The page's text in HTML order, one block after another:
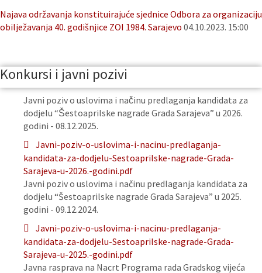
Najava održavanja konstituirajuće sjednice Odbora za organizaciju
obilježavanja 40. godišnjice ZOI 1984. Sarajevo 04.10.2023. 15:00
Konkursi i javni pozivi
Javni poziv o uslovima i načinu predlaganja kandidata za
dodjelu “Šestoaprilske nagrade Grada Sarajeva” u 2026.
godini - 08.12.2025.
Javni-poziv-o-uslovima-i-nacinu-predlaganja-
kandidata-za-dodjelu-Sestoaprilske-nagrade-Grada-
Sarajeva-u-2026.-godini.pdf
Javni poziv o uslovima i načinu predlaganja kandidata za
dodjelu “Šestoaprilske nagrade Grada Sarajeva” u 2025.
godini - 09.12.2024.
Javni-poziv-o-uslovima-i-nacinu-predlaganja-
kandidata-za-dodjelu-Sestoaprilske-nagrade-Grada-
Sarajeva-u-2025.-godini.pdf
Javna rasprava na Nacrt Programa rada Gradskog vijeća